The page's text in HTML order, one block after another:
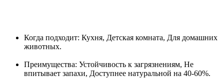
Когда подходит: Кухня, Детская комната, Для домашних
животных.
Преимущества: Устойчивость к загрязнениям, Не
впитывает запахи, Доступнее натуральной на 40-60%.